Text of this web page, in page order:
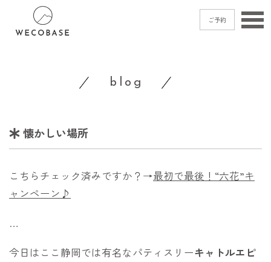
ご予約
shop
contact
blog
懐かしい場所
こちらチェック済みですか？→最初で最後！“六花”キ
ャンペーン♪
…
今日はここ静岡では有名なパティスリーキャトルエピ